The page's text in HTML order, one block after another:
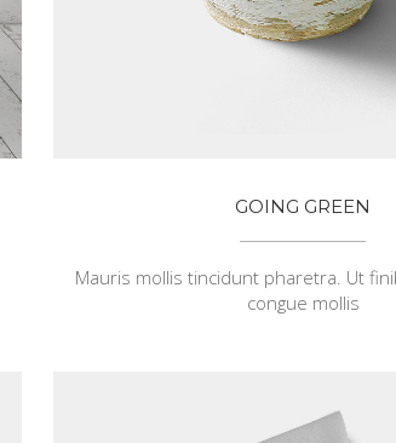
GOING GREEN
Mauris mollis tincidunt pharetra. Ut
congue mollis